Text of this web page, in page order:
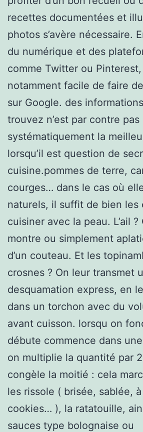
recettes documentées et
photos s’avère nécessaire.
du numérique et des
comme Twitter ou
notamment facile de faire
sur Google. des
trouvez n’est par contre pas
systématiquement la
lorsqu’il est question de
cuisine.pommes de terre,
courges… dans le cas où
naturels, il suffit de bien les
cuisiner avec la peau. L’ail ?
montre ou simplement
d’un couteau. Et les
crosnes ? On leur transmet
desquamation express, en
dans un torchon avec du
avant cuisson. lorsqu on
débute commence dans
on multiplie la quantité par
congèle la moitié : cela
les rissole ( brisée, sablée,
cookies… ), la ratatouille,
sauces type bolognaise ou